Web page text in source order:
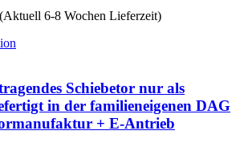
(Aktuell 6-8 Wochen Lieferzeit)
Schiebetor nur als
in der familieneigenen DAG
+ E-Antrieb